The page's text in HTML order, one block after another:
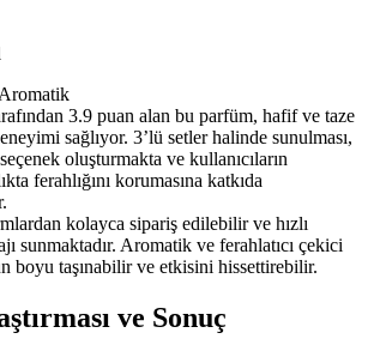
Aromatik
3.9 puan alan bu parfüm, hafif ve taze
sağlıyor. 3’lü setler halinde sunulması,
oluşturmakta ve kullanıcıların
ferahlığını korumasına katkıda
kolayca sipariş edilebilir ve hızlı
sunmaktadır. Aromatik ve ferahlatıcı çekici
boyu taşınabilir ve etkisini hissettirebilir.
ve Sonuç